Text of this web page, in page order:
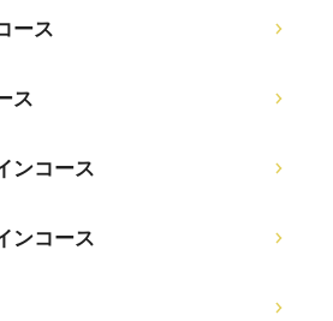
ース
ス
ンコース
ンコース